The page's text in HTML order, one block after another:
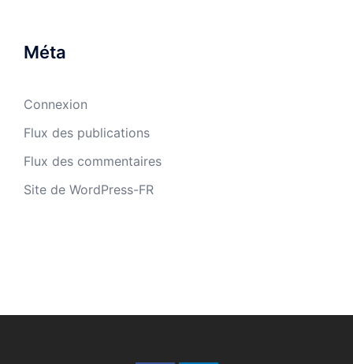
Méta
Connexion
Flux des publications
Flux des commentaires
Site de WordPress-FR